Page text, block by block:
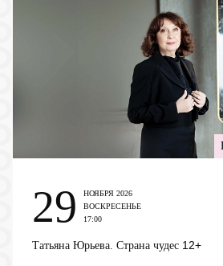
29
НОЯБРЯ 2026
ВОСКРЕСЕНЬЕ
17:00
Татьяна Юрьева. Страна чудес 12+